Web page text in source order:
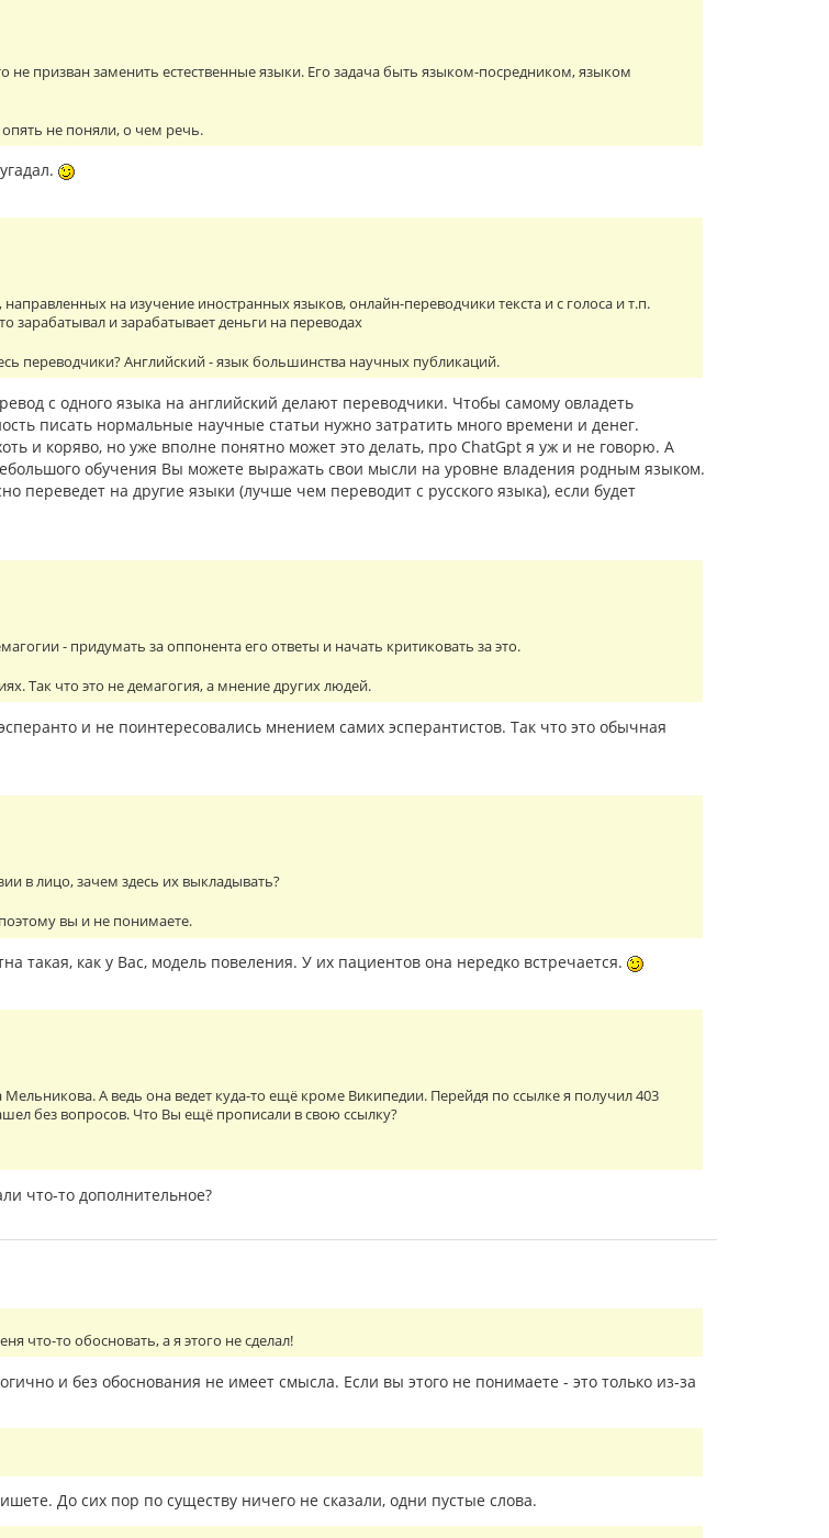
не призван заменить естественные языки. Его задача быть языком-посредником, языком
не поняли, о чем речь.
на изучение иностранных языков, онлайн-переводчики текста и с голоса и т.п.
зарабатывал и зарабатывает деньги на переводах
переводчики? Английский - язык большинства научных публикаций.
с одного языка на английский делают переводчики. Чтобы самому овладеть
писать нормальные научные статьи нужно затратить много времени и денег.
и коряво, но уже вполне понятно может это делать, про ChatGpt я уж и не говорю. А
обучения Вы можете выражать свои мысли на уровне владения родным языком.
переведет на другие языки (лучше чем переводит с русского языка), если будет
- придумать за оппонента его ответы и начать критиковать за это.
Так что это не демагогия, а мнение других людей.
и не поинтересовались мнением самих эсперантистов. Так что это обычная
в лицо, зачем здесь их выкладывать?
вы и не понимаете.
такая, как у Вас, модель повеления. У их пациентов она нередко встречается.
Мельникова. А ведь она ведет куда-то ещё кроме Википедии. Перейдя по ссылке я получил 403
без вопросов. Что Вы ещё прописали в свою ссылку?
что-то дополнительное?
что-то обосновать, а я этого не сделал!
и без обоснования не имеет смысла. Если вы этого не понимаете - это только из-за
До сих пор по существу ничего не сказали, одни пустые слова.